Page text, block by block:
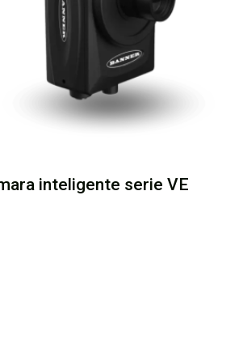
inteligente serie VE